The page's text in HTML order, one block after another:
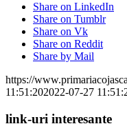
Share on LinkedIn
Share on Tumblr
Share on Vk
Share on Reddit
Share by Mail
https://
11:51:202022-07-27
link-uri interesante